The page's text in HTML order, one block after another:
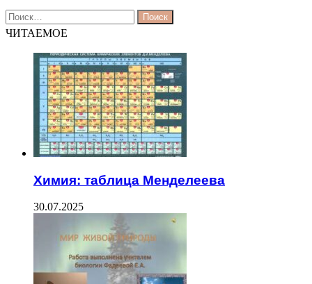
Найти:
ЧИТАЕМОЕ
Химия: таблица Менделеева
30.07.2025